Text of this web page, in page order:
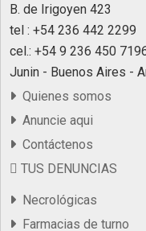
B. de Irigoyen 423
tel : +54 236 442 2299
cel.: +54 9 236 450
Junin - Buenos Aires -
Quienes somos
Anuncie aqui
Contáctenos
TUS DENUNCIAS
Necrológicas
Farmacias de turno